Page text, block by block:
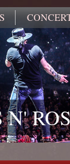
N'